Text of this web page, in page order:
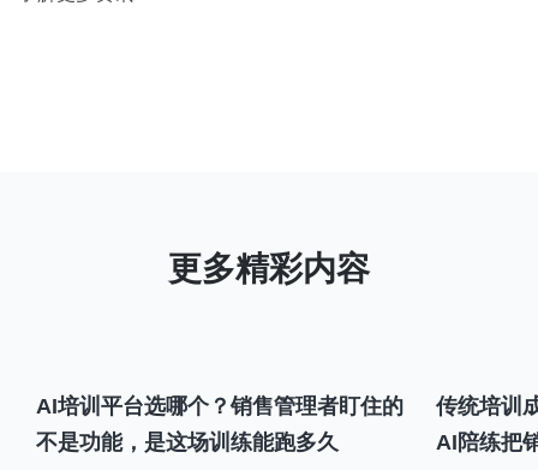
AI培训平台选哪个？销售管理者盯住的
不是功能，是这场训练能跑多久
传统培训
AI陪练把